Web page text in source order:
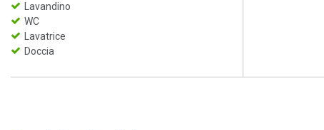
Lavandino
WC
Lavatrice
Doccia